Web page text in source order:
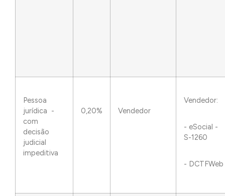
Pessoa
jurídica -
com
decisão
judicial
impeditiva
0,20% Vendedor
Vendedor:
- eSocial -
S-1260
- DCTFWeb